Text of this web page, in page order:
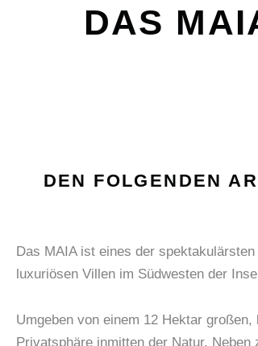
DAS
DEN FOLGENDEN
Das MAIA ist eines der
luxuriösen Villen im Südwesten der
Umgeben von einem 12 Hektar
Privatsphäre inmitten der Natur.